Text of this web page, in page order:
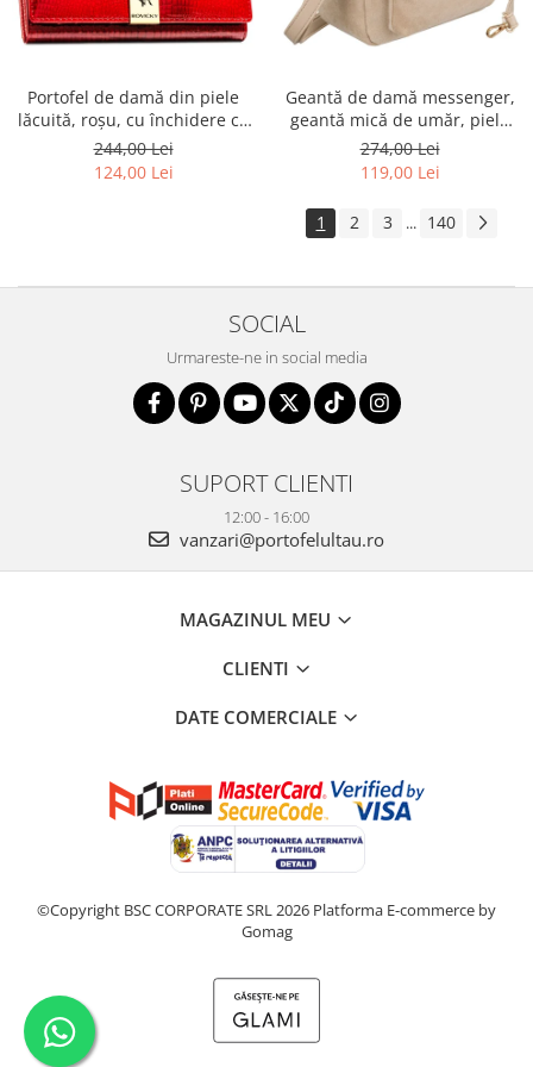
Portofel de damă din piele
lăcuită, roșu, cu închidere cu
capsă - Rovicky PTR-RH-22-1-
RS RED
244,00 Lei
124,00 Lei
Geantă de damă messenger,
geantă mică de umăr, piele
ecologică, geantă bej cu
fermoar la modă - Peterson
PTR-PTN MX02-P-7717-D.BE
274,00 Lei
119,00 Lei
1 2 3 ... 140
SOCIAL
Urmareste-ne in social media
SUPORT CLIENTI
12:00 - 16:00
vanzari@portofelultau.ro
MAGAZINUL MEU
CLIENTI
DATE COMERCIALE
©Copyright BSC CORPORATE SRL 2026 Platforma E-commerce by
Gomag